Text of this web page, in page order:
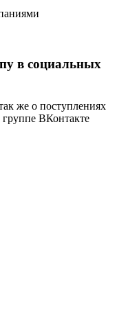
в социальных
же о поступлениях
ВКонтакте